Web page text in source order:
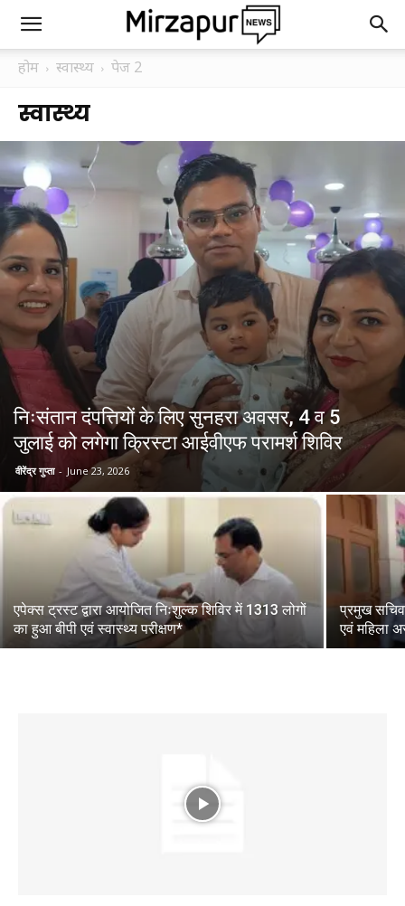
होम स्वास्थ्य पेज 2
स्वास्थ्य
निःसंतान दंपत्तियों के लिए सुनहरा अवसर, 4 व 5
जुलाई को लगेगा क्रिस्टा आईवीएफ परामर्श शिविर
वीरेंद्र गुप्ता - June 23, 2026
एपेक्स ट्रस्ट द्वारा आयोजित निःशुल्क शिविर में 1313 लोगों
का हुआ बीपी एवं स्वास्थ्य परीक्षण*
प्रमुख सचिव
एवं महिला